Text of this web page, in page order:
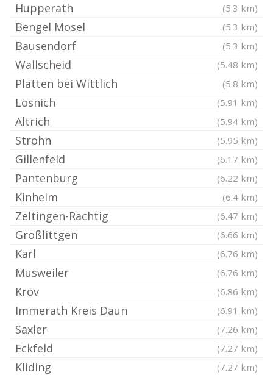
Hupperath (5.3 km)
Bengel Mosel (5.3 km)
Bausendorf (5.3 km)
Wallscheid (5.48 km)
Platten bei Wittlich (5.8 km)
Lösnich (5.91 km)
Altrich (5.94 km)
Strohn (5.95 km)
Gillenfeld (6.17 km)
Pantenburg (6.22 km)
Kinheim (6.4 km)
Zeltingen-Rachtig (6.47 km)
Großlittgen (6.66 km)
Karl (6.76 km)
Musweiler (6.76 km)
Kröv (6.86 km)
Immerath Kreis Daun (6.91 km)
Saxler (7.26 km)
Eckfeld (7.27 km)
Kliding (7.27 km)